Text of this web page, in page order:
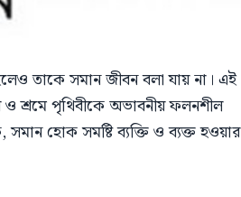
তাকে সমান জীবন বলা যায় না। এই
শ্রমে পৃথিবীকে অভাবনীয় ফলনশীল
হোক সমষ্টি ব্যক্তি ও ব্যক্ত হওয়ার